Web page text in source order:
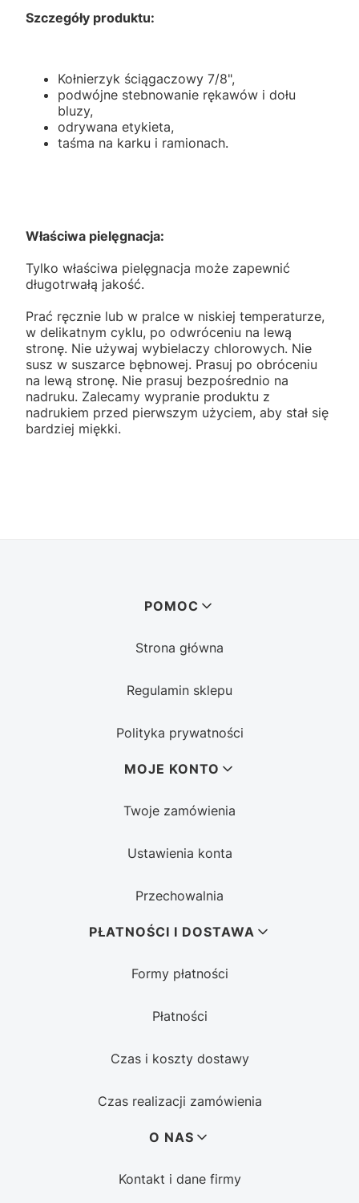
Szczegóły produktu:
Kołnierzyk ściągaczowy 7/8",
podwójne stebnowanie rękawów i dołu
bluzy,
odrywana etykieta,
taśma na karku i ramionach.
Właściwa pielęgnacja:
Tylko właściwa pielęgnacja może zapewnić
długotrwałą jakość.
Prać ręcznie lub w pralce w niskiej temperaturze,
w delikatnym cyklu, po odwróceniu na lewą
stronę. Nie używaj wybielaczy chlorowych. Nie
susz w suszarce bębnowej. Prasuj po obróceniu
na lewą stronę. Nie prasuj bezpośrednio na
nadruku. Zalecamy wypranie produktu z
nadrukiem przed pierwszym użyciem, aby stał się
bardziej miękki.
POMOC
Strona główna
Regulamin sklepu
Polityka prywatności
MOJE KONTO
Twoje zamówienia
Ustawienia konta
Przechowalnia
PŁATNOŚCI I DOSTAWA
Formy płatności
Płatności
Czas i koszty dostawy
Czas realizacji zamówienia
O NAS
Kontakt i dane firmy